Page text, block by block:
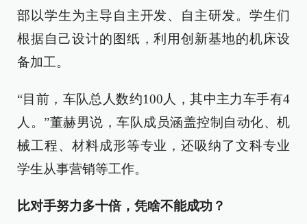
部以学生为主导自主开发、自主研发。学生们
根据自己设计的图纸，利用创新基地的机床设
备加工。
“目前，车队总人数约100人，其中主力车手有4
人。”董赫男说，车队成员涵盖控制自动化、机
械工程、材料成形等专业，还吸纳了文科专业
学生从事营销等工作。
比对手努力多十倍，凭啥不能成功？